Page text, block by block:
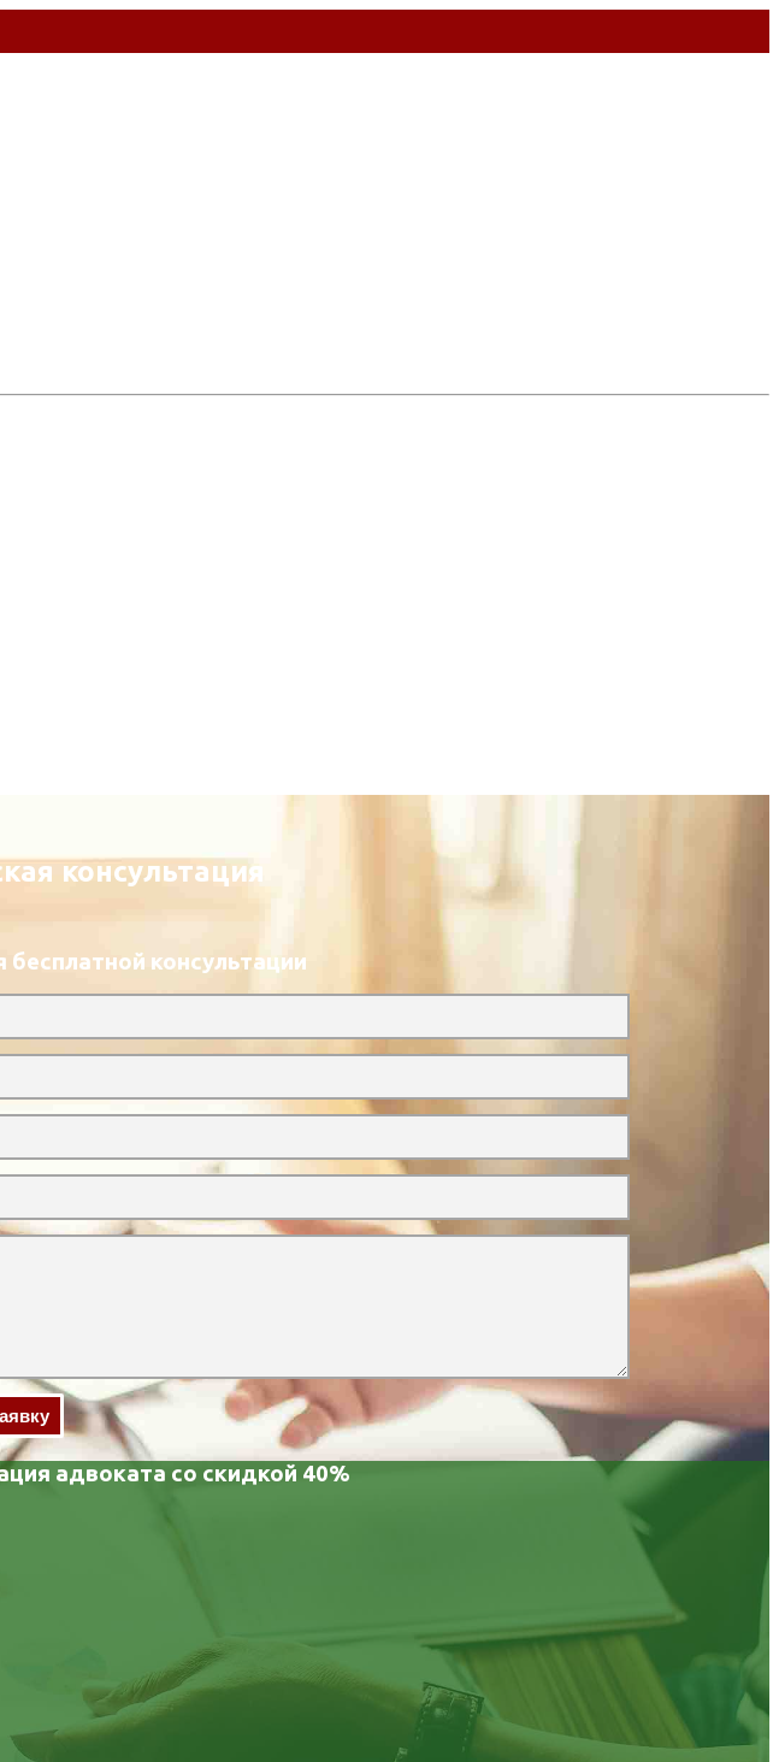
консультация
консультации
адвоката со скидкой 40%